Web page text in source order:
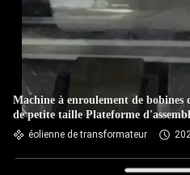
Machine à enroulement de bobines
de petite taille Plateforme
amorphe
éolienne de transformateur